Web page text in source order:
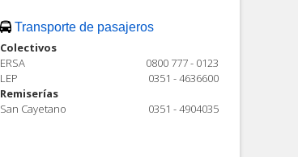
Transporte de pasajeros
Colectivos
ERSA
0800 777 - 0123
LEP
0351 - 4636600
Remiserías
San Cayetano
0351 - 4904035